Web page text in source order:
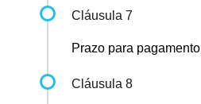
Cláusula 7
Prazo para
Cláusula 8